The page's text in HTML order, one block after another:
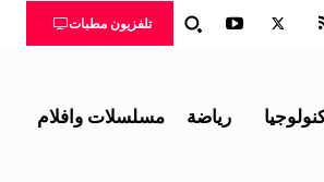
تلفزيون مطبات
رياضة مسلسلات وافلام